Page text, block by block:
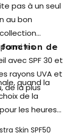
pas à un seul
au bon
les
avec SPF 30 et
rayons UVA et
de la plus
de
quand la
de la
les heures
Skin SPF50